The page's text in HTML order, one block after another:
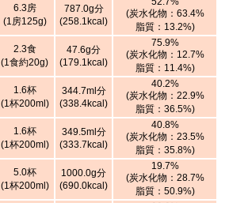
6.3房
(1房125g)
787.0g分
(258.1kcal)
(炭水化物：63.4%
脂質：13.2%)
2.3食
(1食約20g)
47.6g分
(179.1kcal)
75.9%
(炭水化物：12.7%
脂質：11.4%)
1.6杯
(1杯200ml)
344.7ml分
(338.4kcal)
40.2%
(炭水化物：22.9%
脂質：36.5%)
1.6杯
(1杯200ml)
349.5ml分
(333.7kcal)
40.8%
(炭水化物：23.5%
脂質：35.8%)
5.0杯
(1杯200ml)
1000.0g分
(690.0kcal)
19.7%
(炭水化物：28.7%
脂質：50.9%)